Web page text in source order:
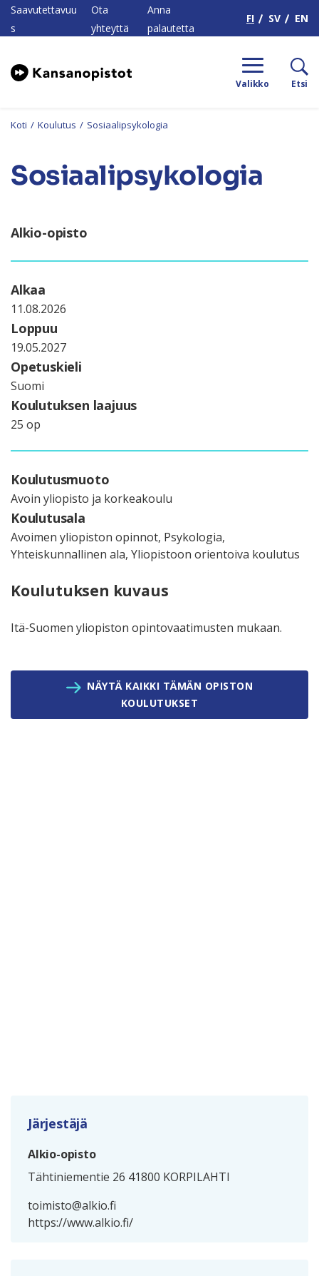
Saavutettavuu
s
Ota
yhteyttä
Anna
palautetta
FI SV EN
Valikko Etsi
Koti / Koulutus / Sosiaalipsykologia
Sosiaalipsykologia
Alkio-opisto
Alkaa
11.08.2026
Loppuu
19.05.2027
Opetuskieli
Suomi
Koulutuksen laajuus
25 op
Koulutusmuoto
Avoin yliopisto ja korkeakoulu
Koulutusala
Avoimen yliopiston opinnot, Psykologia,
Yhteiskunnallinen ala, Yliopistoon orientoiva koulutus
Koulutuksen kuvaus
Itä-Suomen yliopiston opintovaatimusten mukaan.
NÄYTÄ KAIKKI TÄMÄN OPISTON
KOULUTUKSET
Järjestäjä
Alkio-opisto
Tähtiniementie 26 41800 KORPILAHTI
toimisto@alkio.fi
https://www.alkio.fi/